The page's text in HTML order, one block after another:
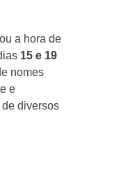
de estilo
a hora de
15 e 19
nomes
e
diversos